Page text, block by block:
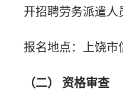
开招聘劳务派遣
报名地点：上饶市
（二） 资格审查